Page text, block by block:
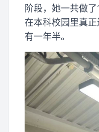
阶段，她一共做
在本科校园里真
有一年半。